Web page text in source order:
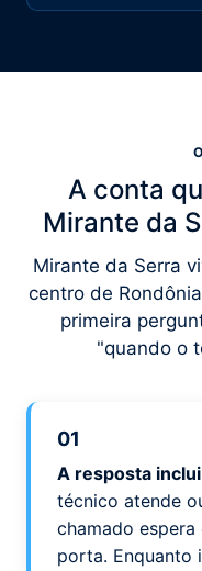
A conta
Mirante da
Mirante da Serra
centro de
primeira
"quando o
01
A resposta
técnico atende
chamado espera
porta. Enquanto